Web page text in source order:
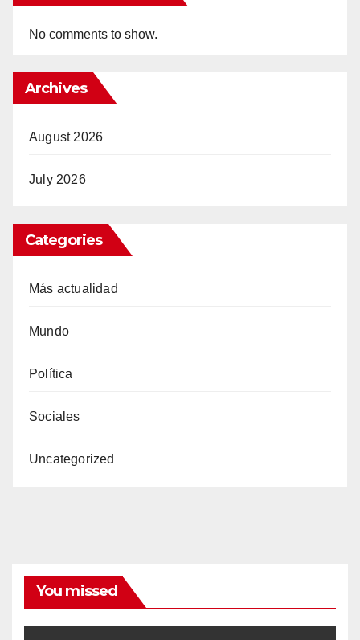
No comments to show.
Archives
August 2026
July 2026
Categories
Más actualidad
Mundo
Política
Sociales
Uncategorized
You missed